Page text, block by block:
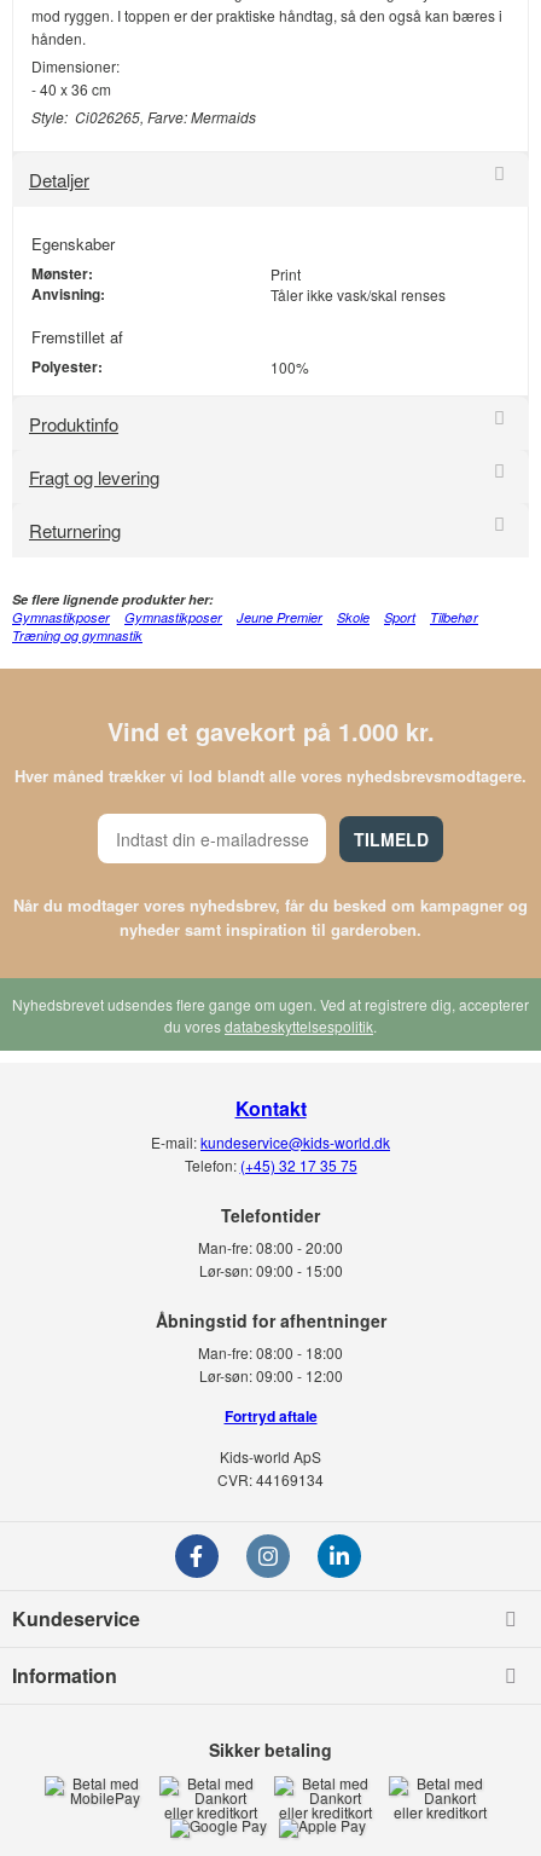
mod ryggen. I toppen er der praktiske håndtag, så den også kan bæres i
hånden.
Dimensioner:
- 40 x 36 cm
Style: Ci026265, Farve: Mermaids
Detaljer
Egenskaber
Mønster: Print
Anvisning: Tåler ikke vask/skal renses
Fremstillet af
Polyester: 100%
Produktinfo
Fragt og levering
Returnering
Se flere lignende produkter her:
Gymnastikposer
Gymnastikposer Jeune Premier Skole Sport
Tilbehør
Træning og gymnastik
Vind et gavekort på 1.000 kr.
Hver måned trækker vi lod blandt alle vores nyhedsbrevsmodtagere.
TILMELD
Når du modtager vores nyhedsbrev, får du besked om kampagner og
nyheder samt inspiration til garderoben.
Nyhedsbrevet udsendes flere gange om ugen. Ved at registrere dig, accepterer
du voresdatabeskyttelsespolitik.
Kontakt
E-mail:kundeservice@kids-world.dk
Telefon: (+45) 32 17 35 75
Telefontider
Man-fre:08:00 - 20:00
Lør-søn: 09:00 - 15:00
Man-fre:08:00 - 18:00
Lør-søn:09:00 - 12:00
Fortryd aftale
Kids-world ApS
CVR: 44169134
Kundeservice
Information
Sikker betaling